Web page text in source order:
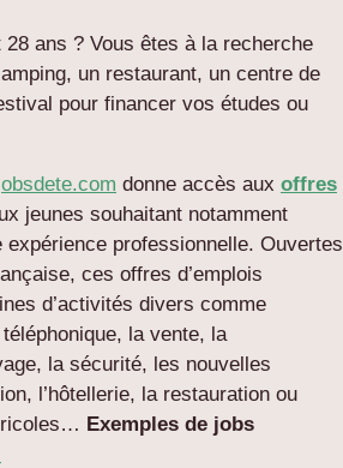
ans ? Vous êtes à la recherche
un restaurant, un centre de
pour financer vos études ou
donne accès aux offres
jeunes souhaitant notamment
expérience professionnelle. Ouvertes
ces offres d’emplois
d’activités divers comme
téléphonique, la vente, la
la sécurité, les nouvelles
l’hôtellerie, la restauration ou
Exemples de jobs